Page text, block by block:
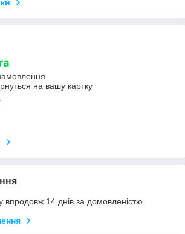
на вашу картку
впродовж 14 днів за домовленістю